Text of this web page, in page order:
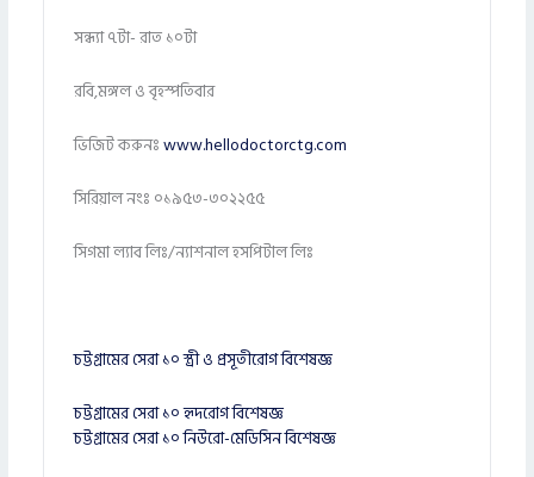
সন্ধ্যা ৭টা- রাত ১০টা
রবি,মঙ্গল ও বৃহস্পতিবার
ভিজিট করুনঃwww.hellodoctorctg.com
সিরিয়াল নংঃ ০১৯৫৩-৩০২২৫৫
সিগমা ল্যাব লিঃ/ন্যাশনাল হসপিটাল লিঃ
চট্টগ্রামের সেরা ১০ স্ত্রী ও প্রসূতীরোগ বিশেষজ্ঞ
চট্টগ্রামের সেরা ১০ হৃদরোগ বিশেষজ্ঞ
চট্টগ্রামের সেরা ১০ নিউরো-মেডিসিন বিশেষজ্ঞ